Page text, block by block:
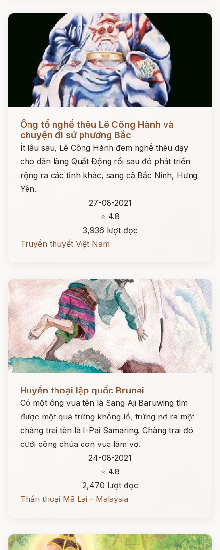
Đọc ngay
Ông tổ nghề thêu Lê Công Hành và
chuyện đi sứ phương Bắc
Ít lâu sau, Lê Công Hành đem nghề thêu dạy
cho dân làng Quất Động rồi sau đó phát triển
rộng ra các tỉnh khác, sang cả Bắc Ninh, Hưng
Yên.
27-08-2021
⭐ 4.8
3,936 lượt đọc
Truyền thuyết Việt Nam
Đọc ngay
Huyền thoại lập quốc Brunei
Có một ông vua tên là Sang Aji Baruwing tìm
được một quả trứng khổng lồ, trứng nở ra một
chàng trai tên là I-Pai Samaring. Chàng trai đó
cưới công chúa con vua làm vợ.
24-08-2021
⭐ 4.8
2,470 lượt đọc
Thần thoại Mã Lai - Malaysia